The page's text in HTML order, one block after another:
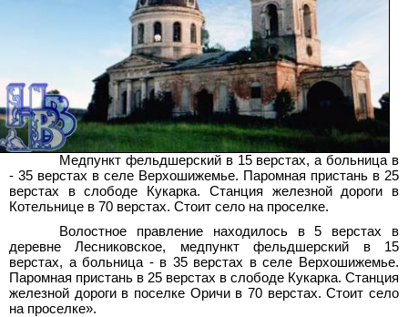
Медпункт фельдшерский в 15 верстах, а больница в
- 35 верстах в селе Верхошижемье. Паромная пристань в 25
верстах в слободе Кукарка. Станция железной дороги в
Котельнице в 70 верстах. Стоит село на проселке.
Волостное правление находилось в 5
верстах в
деревне Лесниковское, медпункт фельдшерский в 15
верстах, а больница - в 35 верстах в селе Верхошижемье.
Паромная пристань в 25 верстах в слободе Кукарка. Станция
железной дороги в поселке Оричи в 70 верстах. Стоит село
на проселке».